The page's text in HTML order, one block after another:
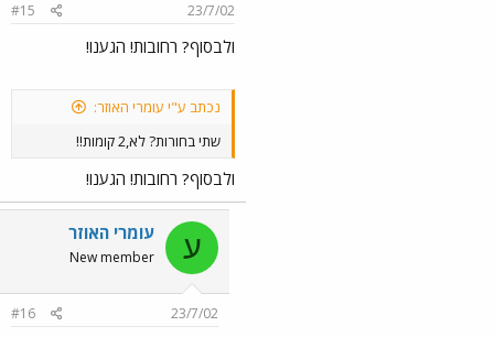
23/7/02
#15
ולבסוף? רחובות! הגענו!
נכתב ע"י עומרי האוזר:
שתי בחורות? לא,2 קומות!!
ולבסוף? רחובות! הגענו!
ע עומרי האוזר
New member
23/7/02
#16